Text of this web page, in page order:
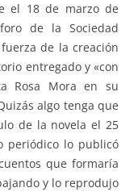
el 18 de marzo de
de la Sociedad
fuerza de la creación
entregado y «con
Rosa Mora en su
algo tenga que
de la novela el 25
periódico lo publicó
que formaría
y lo reprodujo